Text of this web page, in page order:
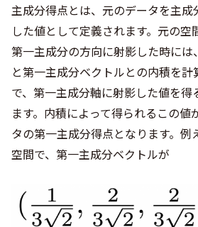
主成分得点とは、元のデータを主成
した値として定義されます。元の空
第一主成分の方向に射影した時には
と第一主成分ベクトルとの内積を計
で、第一主成分軸に射影した値を得
ます。内積によって得られるこの値
タの第一主成分得点となります。例
空間で、第一主成分ベクトルが